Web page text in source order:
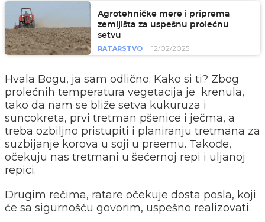
Agrotehničke mere i priprema
zemljišta za uspešnu prolećnu
setvu
RATARSTVO
12/02/2025
Hvala Bogu, ja sam odlično. Kako si ti? Zbog
prolećnih temperatura vegetacija je krenula,
tako da nam se bliže setva kukuruza i
suncokreta, prvi tretman pšenice i ječma, a
treba ozbiljno pristupiti i planiranju tretmana za
suzbijanje korova u soji u preemu. Takođe,
očekuju nas tretmani u šećernoj repi i uljanoj
repici.
Drugim rečima, ratare očekuje dosta posla, koji
će sa sigurnošću govorim, uspešno realizovati.